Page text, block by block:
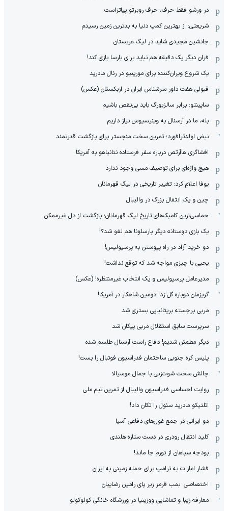
در ورشو فقط حرف، حرف روبرتو پیاتزاست
شریعتی: از بهترین کمپ‌ دنیا به بدترین زمین‌ رسیدم
جانشین مجیدی شاید در لیگ عربستان
فران دیگر یک دقیقه هم نباید برای بارسا بازی کند!
یک شروع ویران‌کننده برای مورینیو در رئال مادرید
قبولی هفت داور سرشناس ایران در ازبکستان (عکس)
ساپینتو: برابر سالزبورگ باید بی‌نقص باشیم
بله، ما در آرسنال به وینیسیوس نیاز داریم
نبض اولدترافورد؛ تمرین سخت منچستر برای بازگشت قدرتمند
افشاگری هاآرتص درباره سفر فرستاده نتانیاهو به آمریکا
هیچ واژه‌ای برای توصیف مسی وجود ندارد
یوفا اعلام کرد: تغییر تاریخی در لیگ قهرمانان
چین و یک انتقال بزرگ در والیبال
حماسی‌ترین کامبک‌های تاریخ لیگ قهرمانان؛ بازگشت از دل غیرممکن
یک بازی دوستانه دیگر بارسلونا هم لغو شد؟!
دو خرید آزاد در راه پیوستن به پرسپولیس!
یحیی با چیزی مواجه شد که توقع نداشت!
مدیرعامل پرسپولیس و یک انتخاب غیرمنتظره! (عکس)
گریزمان دوباره گل زد؛ دومین شاهکار در آمریکا!
مربی برجسته بریتانیایی بستری شد
سرپرست سابق استقلال مربی پیکان شد
دیگر مطمئن شدیم! دفاع راست آرسنال طلسم شده
پلیس کره ‌جنوبی ساختمان فدراسیون فوتبال را بست!
چالش سخت شوت‌زنی با جمال موسیالا
روایت احساسی فدراسیون والیبال از تمرین تیم ملی
اتلتیکو مادرید سئول را تکان داد!
دو ایرانی در جمع غول‌های دفاعی آسیا
کلید انتقال رودری در دست ستاره هلندی
بودجه سپاهان از تورم جا ماند!
فشار امارات به ترامپ برای حمله زمینی به ایران
اختصاصی: بمب قرمز زیر پای رامین رضاییان
معارفه زیبا و تماشایی ووزینیا در ورزشگاه خانگی کولوکولو